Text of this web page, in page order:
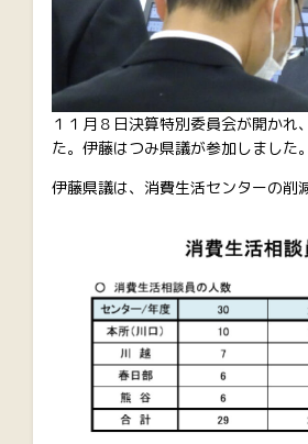
１１月８日決算特別委員会が開か
た。伊藤はつみ県議が参加しました。
伊藤県議は、消費生活センターの削